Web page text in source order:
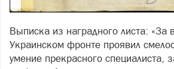
Выписка из наградного листа: «За
Украинском фронте проявил
умение прекрасного специалиста,